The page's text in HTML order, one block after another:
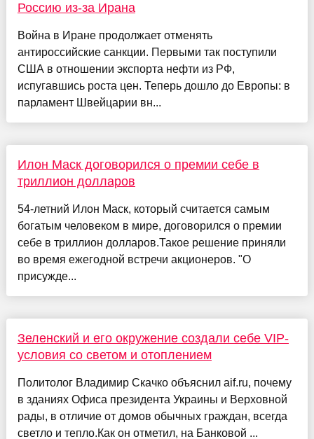
Россию из-за Ирана
Война в Иране продолжает отменять
антироссийские санкции. Первыми так поступили
США в отношении экспорта нефти из РФ,
испугавшись роста цен. Теперь дошло до Европы: в
парламент Швейцарии вн...
Илон Маск договорился о премии себе в
триллион долларов
54-летний Илон Маск, который считается самым
богатым человеком в мире, договорился о премии
себе в триллион долларов.Такое решение приняли
во время ежегодной встречи акционеров. "О
присужде...
Зеленский и его окружение создали себе VIP-
условия со светом и отоплением
Политолог Владимир Скачко объяснил aif.ru, почему
в зданиях Офиса президента Украины и Верховной
рады, в отличие от домов обычных граждан, всегда
светло и тепло.Как он отметил, на Банковой ...